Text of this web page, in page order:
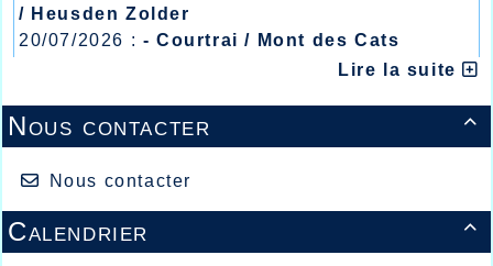
/ Heusden Zolder
20/07/2026 : - Courtrai / Mont des Cats
- Lyon / Meeting Abeilles /Lire la suite

Nous contacter
Nous contacter

Calendrier